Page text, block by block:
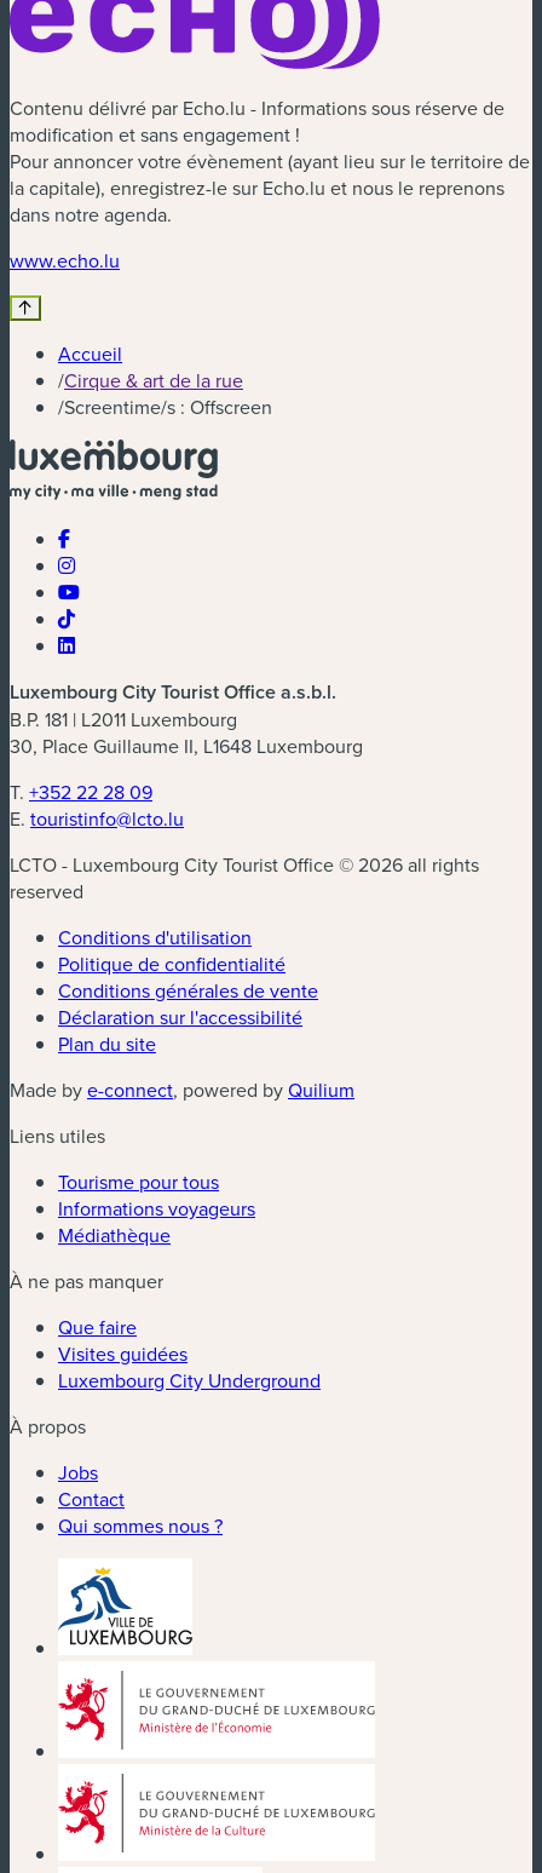
Contenu délivré par Echo.lu - Informations sous réserve de
modification et sans engagement !
Pour annoncer votre évènement (ayant lieu sur le territoire de
la capitale), enregistrez-le sur Echo.lu et nous le reprenons
dans notre agenda.
www.echo.lu
Accueil
/Cirque & art de la rue
/Screentime/s : Offscreen
Luxembourg City Tourist Office a.s.b.l.
B.P. 181 | L2011 Luxembourg
30, Place Guillaume II, L1648 Luxembourg
T. +352 22 28 09
E. touristinfo@lcto.lu
LCTO - Luxembourg City Tourist Office © 2026 all rights
reserved
Conditions d'utilisation
Politique de confidentialité
Conditions générales de vente
Déclaration sur l'accessibilité
Plan du site
Made bye-connect(nouvelle fenêtre)
, powered byQuilium
Liens utiles
Tourisme pour tous
Informations voyageurs
Médiathèque
À ne pas manquer
Que faire
Visites guidées
Luxembourg City Underground
À propos
Jobs
Contact
Qui sommes nous ?